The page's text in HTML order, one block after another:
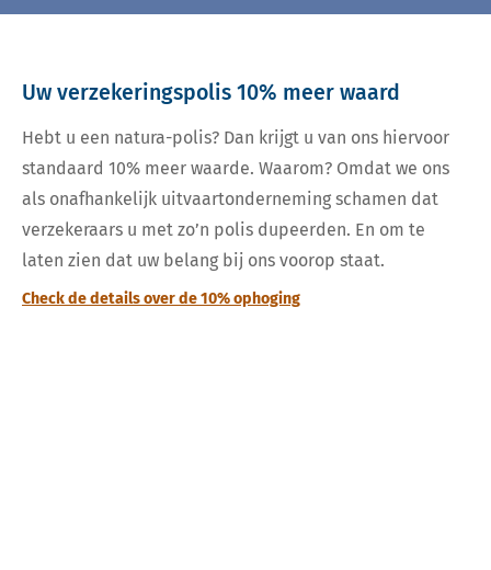
Uw verzekeringspolis 10% meer waard
Hebt u een natura-polis? Dan krijgt u van ons hiervoor
standaard 10% meer waarde. Waarom? Omdat we ons
als onafhankelijk uitvaartonderneming schamen dat
verzekeraars u met zo’n polis dupeerden. En om te
laten zien dat uw belang bij ons voorop staat.
Check de details over de 10% ophoging